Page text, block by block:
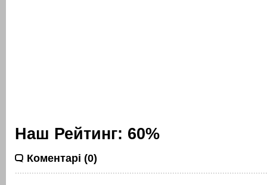
Наш Рейтинг: 60%
Коментарі (0)